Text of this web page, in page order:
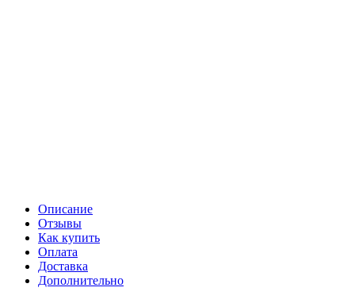
Описание
Отзывы
Как купить
Оплата
Доставка
Дополнительно